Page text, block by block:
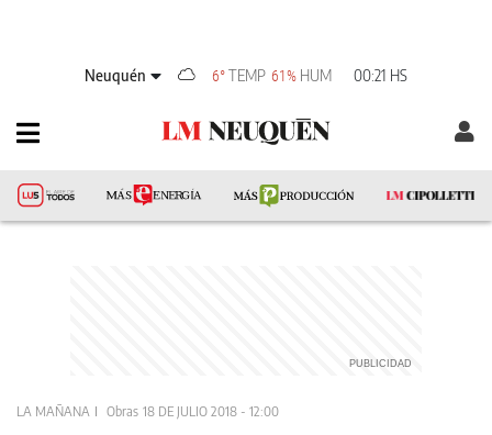
Neuquén 6°TEMP 61% HUM 00:21 HS
LA MAÑANA Obras 18 DE JULIO 2018 - 12:00